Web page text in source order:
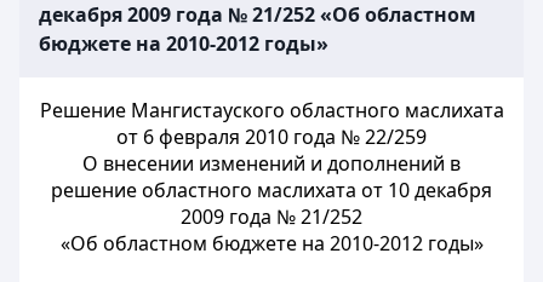
декабря 2009 года № 21/252 «Об областном
бюджете на 2010-2012 годы»
Решение Мангистауского областного маслихата
от 6 февраля 2010 года № 22/259
О внесении изменений и дополнений в
решение областного маслихата от 10 декабря
2009 года № 21/252
«Об областном бюджете на 2010-2012 годы»